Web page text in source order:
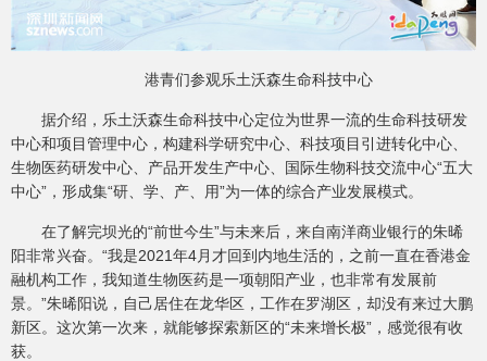
港青们参观乐土沃森生命科技中心
据介绍，乐土沃森生命科技中心定位为世界一流的生命科技研发
中心和项目管理中心，构建科学研究中心、科技项目引进转化中心、
生物医药研发中心、产品开发生产中心、国际生物科技交流中心“五大
中心”，形成集“研、学、产、用”为一体的综合产业发展模式。
在了解完坝光的“前世今生”与未来后，来自南洋商业银行的朱晞
阳非常兴奋。“我是2021年4月才回到内地生活的，之前一直在香港金
融机构工作，我知道生物医药是一项朝阳产业，也非常有发展前
景。”朱晞阳说，自己居住在龙华区，工作在罗湖区，却没有来过大鹏
新区。这次第一次来，就能够探索新区的“未来增长极”，感觉很有收
获。